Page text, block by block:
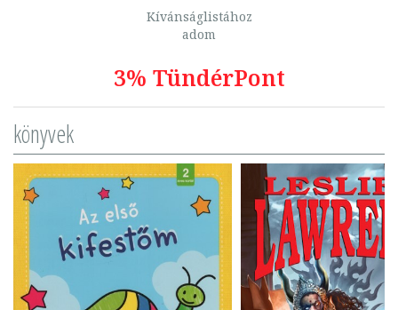
Kívánságlistához
adom
3% TündérPont
könyvek